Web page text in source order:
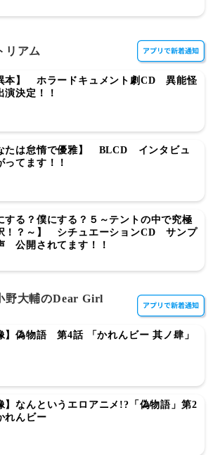
リアム
本】 ホラードキュメント劇CD 異能怪
決定！！
たは怠惰で優雅】 BLCD インタビュ
ってます！！
する？僕にする？５～テントの中で究極
！？～】 シチュエーションCD サンプ
公開されてます！！
野大輔のDear Girl
】偽物語 第4話 「かれんビー 其ノ肆」
】なんというエロアニメ!?「偽物語」第2
んビー